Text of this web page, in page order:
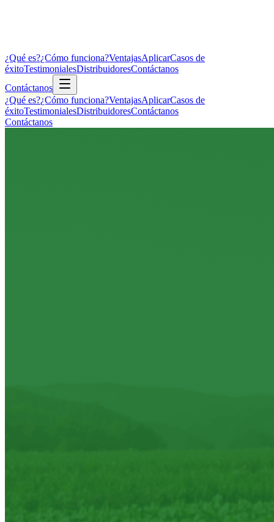
¿Qué es?¿Cómo funciona?VentajasAplicarCasos de
éxitoTestimonialesDistribuidoresContáctanos
Contáctanos
¿Qué es?¿Cómo funciona?VentajasAplicarCasos de
éxitoTestimonialesDistribuidoresContáctanos
Contáctanos